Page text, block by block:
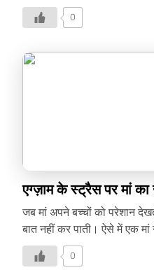
0
एग्ज़ाम के स्ट्रैस पर मां
जब मां अपने बच्चों को परेशान देखती है, तो कभी –
बात नहीं कर पाती। ऐसे में एक
कम करने के लिये अपनी सारी
क्या लिखा है इस लैटर में –
0